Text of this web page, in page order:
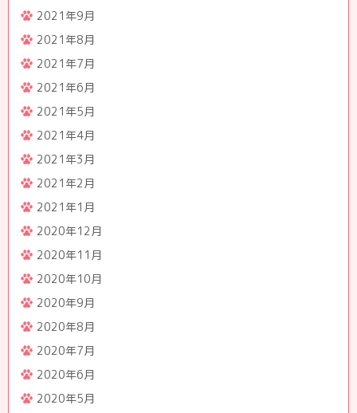
2021年9月
2021年8月
2021年7月
2021年6月
2021年5月
2021年4月
2021年3月
2021年2月
2021年1月
2020年12月
2020年11月
2020年10月
2020年9月
2020年8月
2020年7月
2020年6月
2020年5月